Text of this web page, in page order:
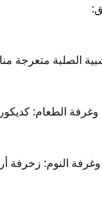
الصلبة متعرجة
الطعام:
النوم: زخرفة